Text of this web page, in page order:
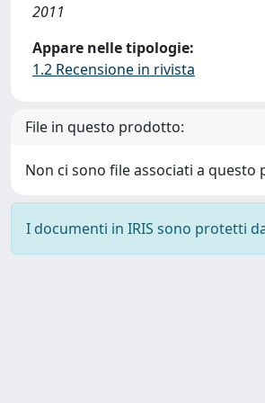
2011
Appare nelle tipologie:
1.2 Recensione in rivista
File in questo prodotto:
Non ci sono file associati a questo
I documenti in IRIS sono protetti